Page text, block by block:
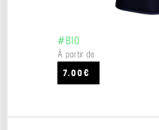
#BIO
À partir de
7.00€